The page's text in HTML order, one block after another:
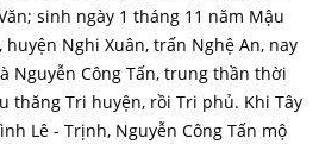
sinh ngày 1 tháng 11 năm Mậu
huyện Nghi Xuân, trấn Nghệ An, nay
Nguyễn Công Tấn, trung thần thời
thăng Tri huyện, rồi Tri phủ. Khi Tây
Lê - Trịnh, Nguyễn Công Tấn mộ